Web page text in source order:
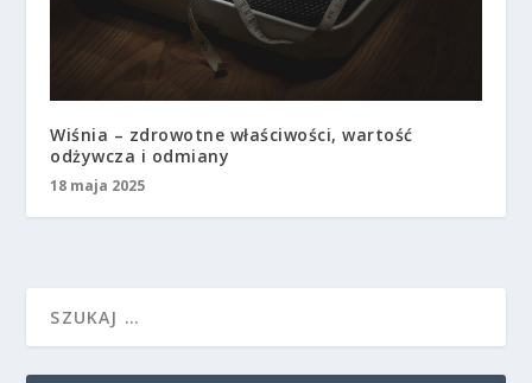
Wiśnia – zdrowotne właściwości, wartość
odżywcza i odmiany
18 maja 2025